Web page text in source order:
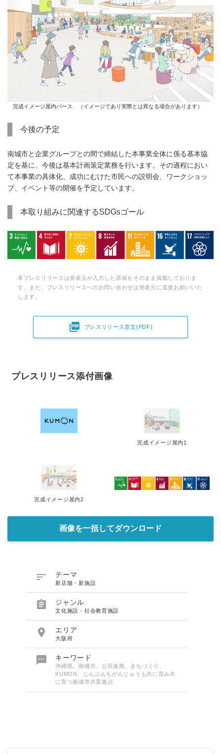
完成イメージ屋内パース （イメージであり実際とは異なる場合があります）
今後の予定
南城市と企業グループとの間で締結した本事業全体に係る基本協
定を基に、今後は基本計画策定業務を行います。その過程におい
て本事業の具体化、成功にむけた市民への説明会、ワークショッ
プ、イベント等の開催を予定しています。
本取り組みに関連するSDGsゴール
本プレスリリースは発表元が入力した原稿をそのまま掲載しておりま
す。また、プレスリリースへのお問い合わせは発表元に直接お願いいた
します。
 プレスリリース原文(PDF)
プレスリリース添付画像
完成イメージ屋内1
完成イメージ屋内2
画像を一括してダウンロード
 テーマ
新店舗・新施設
 ジャンル
文化施設・社会教育施設
 エリア
大阪府
 キーワード
沖縄県、南城市、公民連携、まちづくり、
KUMON、じんぶんもがんじゅうも共に育み共
に育つ南城市共育拠点